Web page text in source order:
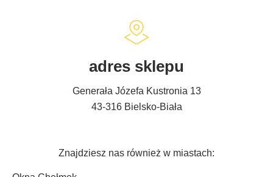
adres sklepu
Generała Józefa Kustronia 13
43-316 Bielsko-Biała
Znajdziesz nas również w miastach: